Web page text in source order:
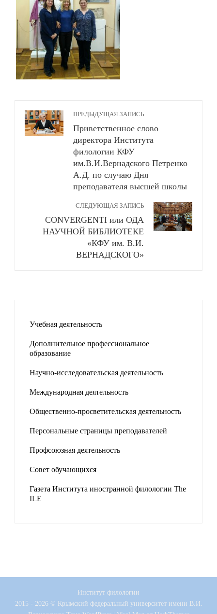
ПРЕДЫДУЩАЯ ЗАПИСЬ
Приветственное слово
директора Института
филологии КФУ
им.В.И.Вернадского Петренко
А.Д. по случаю Дня
преподавателя высшей школы
СЛЕДУЮЩАЯ ЗАПИСЬ
CONVERGENTI или ОДА
НАУЧНОЙ БИБЛИОТЕКЕ
«КФУ им. В.И.
ВЕРНАДСКОГО»
Учебная деятельность
Дополнительное профессиональное
образование
Научно-исследовательская деятельность
Международная деятельность
Общественно-просветительская деятельность
Персональные страницы преподавателей
Профсоюзная деятельность
Совет обучающихся
Газета Института иностранной филологии The
ILE
Институт филологии
2015 - 2026 © Крымский федеральный университет имени В.И.